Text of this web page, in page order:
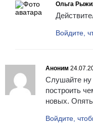
Ольга
Войдите,
Аноним
Слушайте ну
построить
новых.
Войдите,